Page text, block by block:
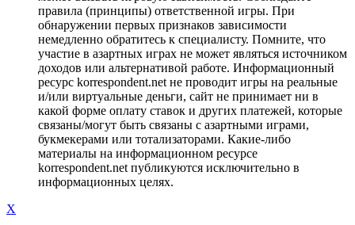
правила (принципы) ответственной игры. При
обнаружении первых признаков зависимости
немедленно обратитесь к специалисту. Помните, что
участие в азартных играх не может являться источником
доходов или альтернативой работе. Информационный
ресурс korrespondent.net не проводит игры на реальные
и/или виртуальные деньги, сайт не принимает ни в
какой форме оплату ставок и других платежей, которые
связаны/могут быть связаны с азартными играми,
букмекерами или тотализаторами. Какие-либо
материалы на информационном ресурсе
korrespondent.net публикуются исключительно в
информационных целях.
X